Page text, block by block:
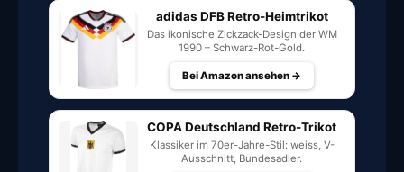
adidas DFB Retro-Heimtrikot
Das ikonische Zickzack-Design der WM
1990 – Schwarz-Rot-Gold.
Bei Amazon ansehen →
COPA Deutschland Retro-Trikot
Klassiker im 70er-Jahre-Stil: weiss, V-
Ausschnitt, Bundesadler.